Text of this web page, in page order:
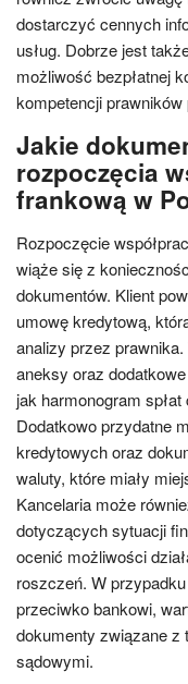
dostarczyć cennych
usług. Dobrze jest
możliwość bezpłatnej
kompetencji
Jakie
rozpoczęcia
frankową w
Rozpoczęcie
wiąże się z
dokumentów. Klient
umowę kredytową,
analizy przez
aneksy oraz
jak harmonogram
Dodatkowo przydatne
kredytowych oraz
waluty, które miały
Kancelaria może
dotyczących sytuacji
ocenić możliwości
roszczeń. W
przeciwko bankowi,
dokumenty związane z
sądowymi.